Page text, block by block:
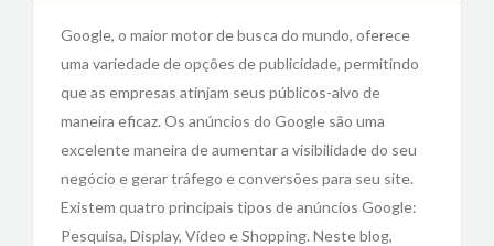
Google, o maior motor de busca do mundo, oferece
uma variedade de opções de publicidade, permitindo
que as empresas atinjam seus públicos-alvo de
maneira eficaz. Os anúncios do Google são uma
excelente maneira de aumentar a visibilidade do seu
negócio e gerar tráfego e conversões para seu site.
Existem quatro principais tipos de anúncios Google:
Pesquisa, Display, Vídeo e Shopping. Neste blog,